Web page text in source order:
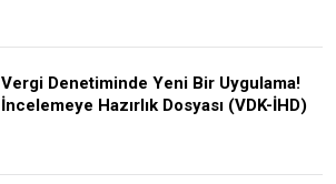
Vergi Denetiminde Yeni Bir Uygulama!
İncelemeye Hazırlık Dosyası (VDK-İHD)